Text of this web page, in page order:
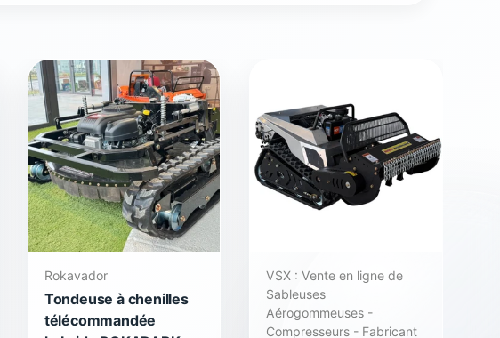
Rokavador
Tondeuse à chenilles
télécommandée
VSX : Vente en ligne de
Sableuses
Aérogommeuses -
Compresseurs - Fabricant